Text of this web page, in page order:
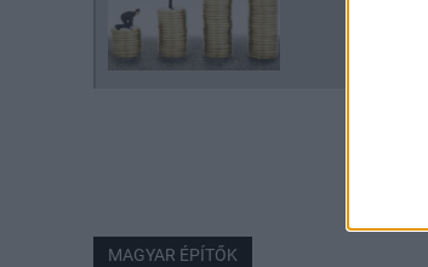
MAGYAR ÉPÍTŐK